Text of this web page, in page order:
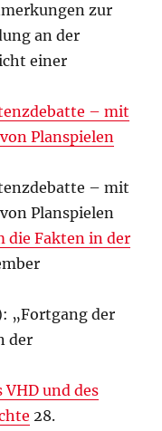
zur
an der
einer
– mit
Planspielen
– mit
Planspielen
die Fakten in der
„Fortgang der
der
VHD und des
28.